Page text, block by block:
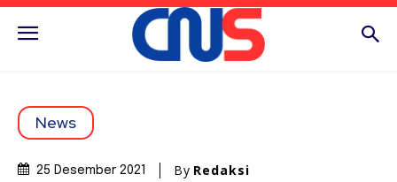
News
25 Desember 2021 By Redaksi